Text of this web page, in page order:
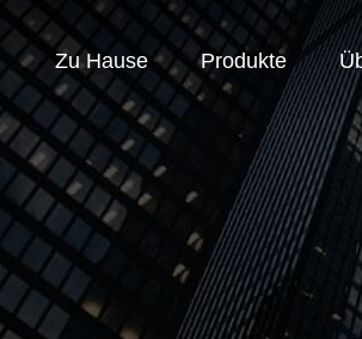
Zu Hause Produkte